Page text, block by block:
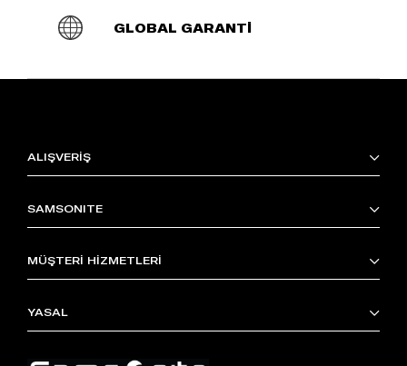
GLOBAL GARANTİ
ALIŞVERİŞ
SAMSONITE
MÜŞTERİ HİZMETLERİ
YASAL